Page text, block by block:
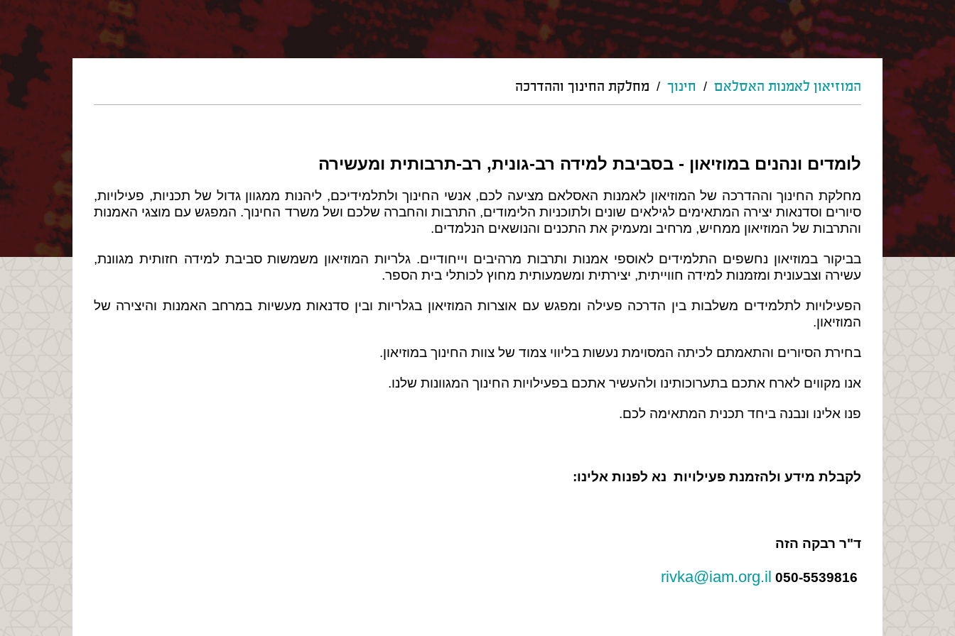
המוזיאון לאמנות האסלאם / חינוך / מחלקת החינוך וההדרכה
לומדים ונהנים במוזיאון - בסביבת למידה רב-גונית, רב-תרבותית ומעשירה
מחלקת החינוך וההדרכה של המוזיאון לאמנות האסלאם מציעה לכם, אנשי החינוך ולתלמידיכם, ליהנות ממגוון גדול של תכניות, פעילויות,
סיורים וסדנאות יצירה המתאימים לגילאים שונים ולתוכניות הלימודים, התרבות והחברה שלכם ושל משרד החינוך. המפגש עם מוצגי האמנות
והתרבות של המוזיאון ממחיש, מרחיב ומעמיק את התכנים והנושאים הנלמדים.
בביקור במוזיאון נחשפים התלמידים לאוספי אמנות ותרבות מרהיבים וייחודיים. גלריות המוזיאון משמשות סביבת למידה חזותית מגוונת,
עשירה וצבעונית ומזמנות למידה חווייתית, יצירתית ומשמעותית מחוץ לכותלי בית הספר.
הפעילויות לתלמידים משלבות בין הדרכה פעילה ומפגש עם אוצרות המוזיאון בגלריות ובין סדנאות מעשיות במרחב האמנות והיצירה של
המוזיאון.
בחירת הסיורים והתאמתם לכיתה המסוימת נעשות בליווי צמוד של צוות החינוך במוזיאון.
אנו מקווים לארח אתכם בתערוכותינו ולהעשיר אתכם בפעילויות החינוך המגוונות שלנו.
פנו אלינו ונבנה ביחד תכנית המתאימה לכם.
לקבלת מידע ולהזמנת פעילויות נא לפנות אלינו:
ד"ר רבקה הזה
rivka@iam.org.il 050-5539816